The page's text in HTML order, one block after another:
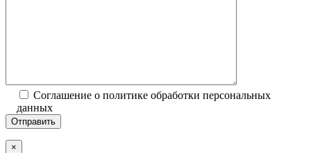
Соглашение о политике обработки персональных
данных
×